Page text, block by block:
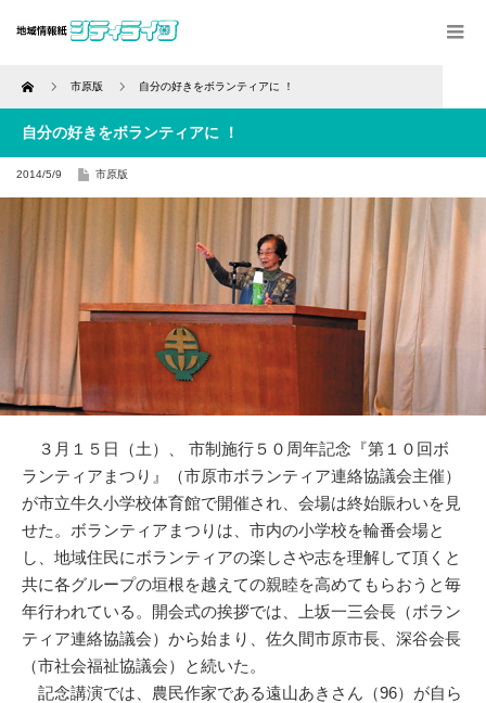
Home 市原版 自分の好きをボランティアに ！
自分の好きをボランティアに ！
2014/5/9 市原版
３月１５日（土）、 市制施行５０周年記念『第１０回ボ
ランティアまつり』（市原市ボランティア連絡協議会主催）
が市立牛久小学校体育館で開催され、会場は終始賑わいを見
せた。ボランティアまつりは、市内の小学校を輪番会場と
し、地域住民にボランティアの楽しさや志を理解して頂くと
共に各グループの垣根を越えての親睦を高めてもらおうと毎
年行われている。開会式の挨拶では、上坂一三会長（ボラン
ティア連絡協議会）から始まり、佐久間市原市長、深谷会長
（市社会福祉協議会）と続いた。
記念講演では、農民作家である遠山あきさん（96）が自ら